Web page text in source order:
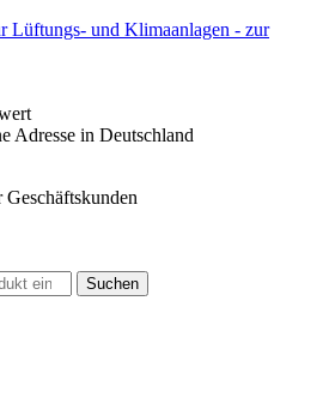
Adresse in Deutschland
Suchen